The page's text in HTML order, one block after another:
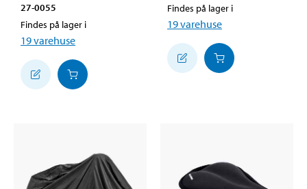
27-0055
Findes på lager i
19varehuse
Findes på lager i
19varehuse